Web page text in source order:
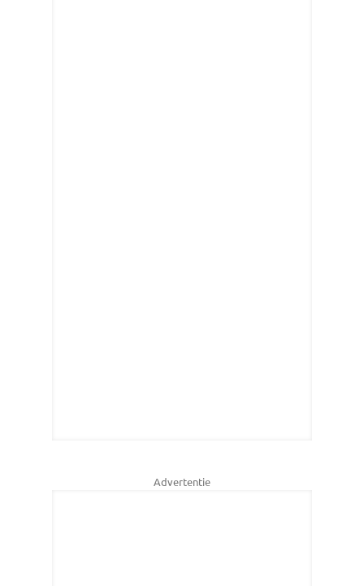
Advertentie